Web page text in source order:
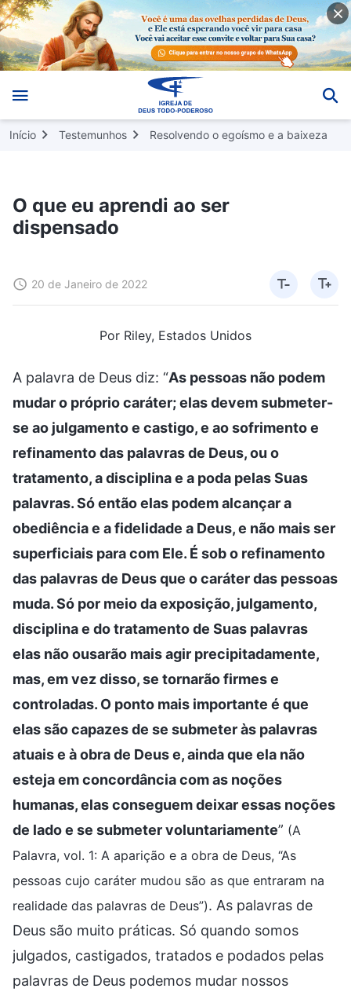
Início Testemunhos Resolvendo o egoísmo e a baixeza
O que eu aprendi ao ser
dispensado
20 de Janeiro de 2022
Por Riley, Estados Unidos
A palavra de Deus diz: “As pessoas não podem
mudar o próprio caráter; elas devem submeter-
se ao julgamento e castigo, e ao sofrimento e
refinamento das palavras de Deus, ou o
tratamento, a disciplina e a poda pelas Suas
palavras. Só então elas podem alcançar a
obediência e a fidelidade a Deus, e não mais ser
superficiais para com Ele. É sob o refinamento
das palavras de Deus que o caráter das pessoas
muda. Só por meio da exposição, julgamento,
disciplina e do tratamento de Suas palavras
elas não ousarão mais agir precipitadamente,
mas, em vez disso, se tornarão firmes e
controladas. O ponto mais importante é que
elas são capazes de se submeter às palavras
atuais e à obra de Deus e, ainda que ela não
esteja em concordância com as noções
humanas, elas conseguem deixar essas noções
de lado e se submeter voluntariamente” (A
Palavra, vol. 1: A aparição e a obra de Deus, “As
pessoas cujo caráter mudou são as que entraram na
realidade das palavras de Deus”). As palavras de
Deus são muito práticas. Só quando somos
julgados, castigados, tratados e podados pelas
palavras de Deus podemos mudar nossos